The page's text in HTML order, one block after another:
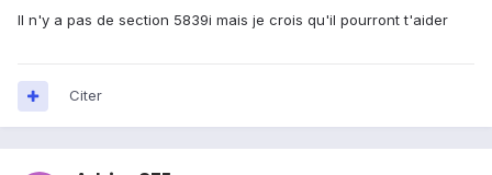
Il n'y a pas de section 5839i mais je crois qu'il pourront t'aider
Citer